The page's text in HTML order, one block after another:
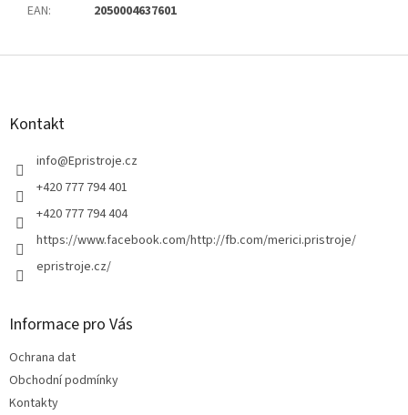
EAN: 2050004637601
Z
Kontakt
info@Epristroje.cz
+420 777 794 401
+420 777 794 404
https://www.facebook.com/http://fb.com/merici.pristroje/
epristroje.cz/
Informace pro Vás
Ochrana dat
Obchodní podmínky
Kontakty